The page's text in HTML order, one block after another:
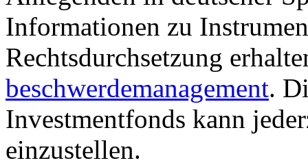
Informationen zu
Rechtsdurchsetzung
beschwerdemanagement.
Investmentfonds kann
einzustellen.